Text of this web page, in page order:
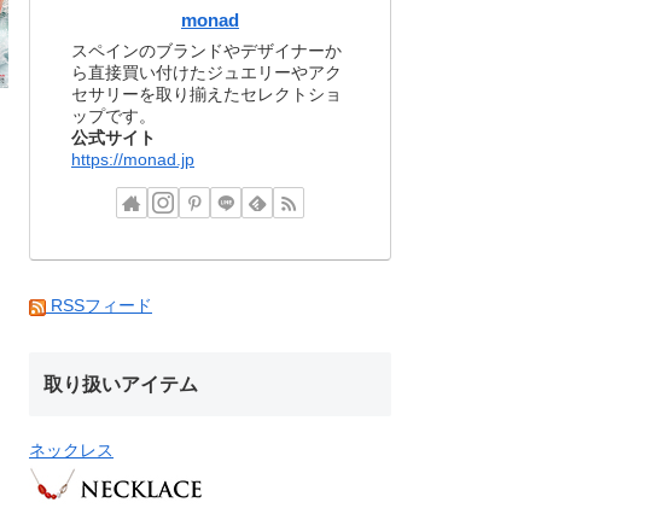
monad
スペインのブランドやデザイナーか
ら直接買い付けたジュエリーやアク
セサリーを取り揃えたセレクトショ
ップです。
公式サイト
https://monad.jp
RSSフィード
取り扱いアイテム
ネックレス